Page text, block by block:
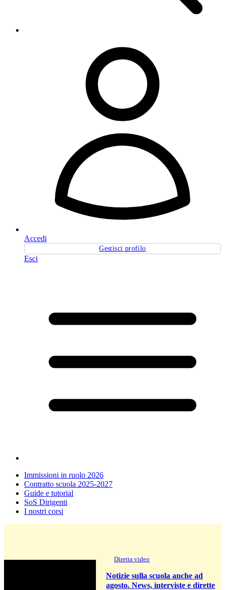
Accedi
Gestisci profilo
Esci
Immissioni in ruolo 2026
Contratto scuola 2025-2027
Guide e tutorial
SoS Dirigenti
I nostri corsi
Diretta video
Notizie sulla scuola anche ad
agosto. News, interviste e dirette